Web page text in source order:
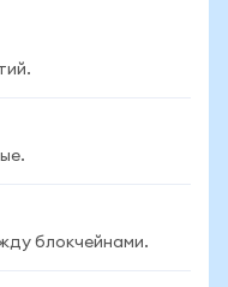
блокчейнами.